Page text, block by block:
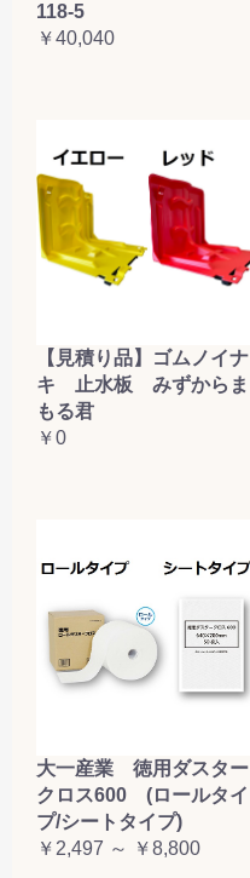
118-5
￥40,040
【見積り品】ゴムノイナ
キ 止水板 みずからま
もる君
￥0
大一産業 徳用ダスター
クロス600 (ロールタイ
プ/シートタイプ)
￥2,497 ～ ￥8,800